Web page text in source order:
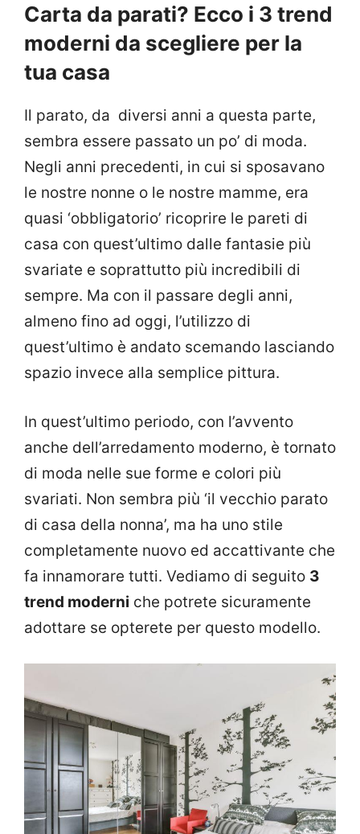
Carta da parati? Ecco i 3 trend
moderni da scegliere per la
tua casa
Il parato, da diversi anni a questa parte,
sembra essere passato un po’ di moda.
Negli anni precedenti, in cui si sposavano
le nostre nonne o le nostre mamme, era
quasi ‘obbligatorio’ ricoprire le pareti di
casa con quest’ultimo dalle fantasie più
svariate e soprattutto più incredibili di
sempre. Ma con il passare degli anni,
almeno fino ad oggi, l’utilizzo di
quest’ultimo è andato scemando lasciando
spazio invece alla semplice pittura.
In quest’ultimo periodo, con l’avvento
anche dell’arredamento moderno, è tornato
di moda nelle sue forme e colori più
svariati. Non sembra più ‘il vecchio parato
di casa della nonna’, ma ha uno stile
completamente nuovo ed accattivante che
fa innamorare tutti. Vediamo di seguito 3
trend moderni che potrete sicuramente
adottare se opterete per questo modello.